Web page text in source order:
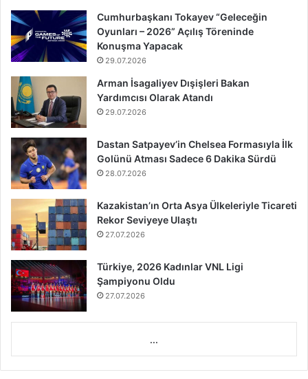
Cumhurbaşkanı Tokayev “Geleceğin
Oyunları – 2026” Açılış Töreninde
Konuşma Yapacak
29.07.2026
Arman İsagaliyev Dışişleri Bakan
Yardımcısı Olarak Atandı
29.07.2026
Dastan Satpayev’in Chelsea Formasıyla İlk
Golünü Atması Sadece 6 Dakika Sürdü
28.07.2026
Kazakistan’ın Orta Asya Ülkeleriyle Ticareti
Rekor Seviyeye Ulaştı
27.07.2026
Türkiye, 2026 Kadınlar VNL Ligi
Şampiyonu Oldu
27.07.2026
...